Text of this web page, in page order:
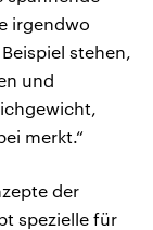
irgendwo
stehen,
und
merkt.“
der
spezielle für